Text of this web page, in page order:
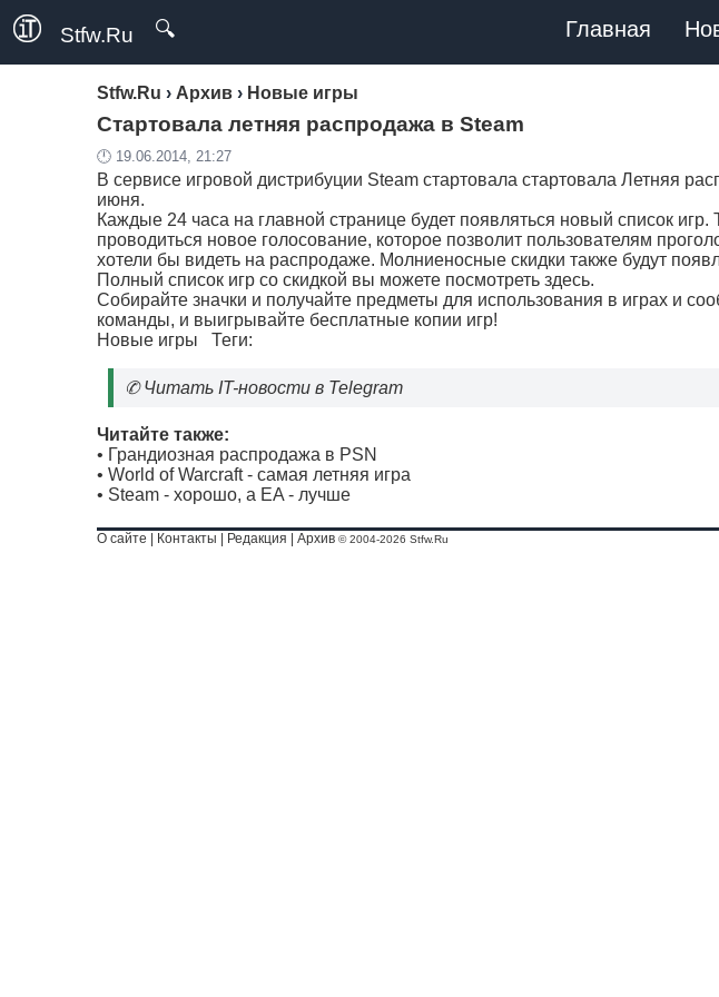
Stfw.Ru 🔍 Главная
Stfw.Ru › Архив › Новые игры
Стартовала летняя распродажа в Steam
🕛 19.06.2014, 21:27
В сервисе игровой дистрибуции Steam стартовала стартовала Летняя
июня.
Каждые 24 часа на главной странице будет появляться новый список
проводиться новое голосование, которое позволит пользователям
хотели бы видеть на распродаже. Молниеносные скидки также будут
Полный список игр со скидкой вы можете посмотреть здесь.
Собирайте значки и получайте предметы для использования в играх и
команды, и выигрывайте бесплатные копии игр!
Новые игры Теги:
✆Читать IT-новости в Telegram
Читайте также:
• Грандиозная распродажа в PSN
• World of Warcraft - самая летняя игра
• Steam - хорошо, а EA - лучше
О сайте Контакты Редакция Архив © 2004-2026 Stfw.Ru